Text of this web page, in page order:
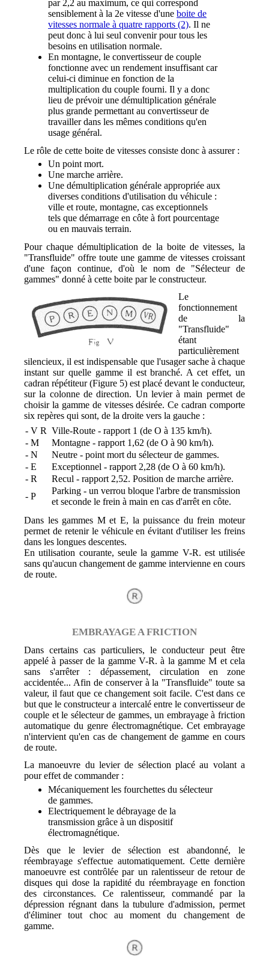
par 2,2 au maximum, ce qui correspond
sensiblement à la 2e vitesse d'une boite de
vitesses normale à quatre rapports (2). Il ne
peut donc à lui seul convenir pour tous les
besoins en utilisation normale.
En montagne, le convertisseur de couple
fonctionne avec un rendement insuffisant car
celui-ci diminue en fonction de la
multiplication du couple fourni. Il y a donc
lieu de prévoir une démultiplication générale
plus grande permettant au convertisseur de
travailler dans les mêmes conditions qu'en
usage général.
Le rôle de cette boite de vitesses consiste donc à assurer :
Un point mort.
Une marche arrière.
Une démultiplication générale appropriée aux
diverses conditions d'utilisation du véhicule :
ville et route, montagne, cas exceptionnels
tels que démarrage en côte à fort pourcentage
ou en mauvais terrain.
Pour chaque démultiplication de la boite de vitesses, la
"Transfluide" offre toute une gamme de vitesses croissant
d'une façon continue, d'où le nom de "Sélecteur de
gammes" donné à cette boite par le constructeur.
Le
fonctionnement
de la
"Transfluide"
étant
particulièrement
silencieux, il est indispensable que l'usager sache à chaque
instant sur quelle gamme il est branché. A cet effet, un
cadran répétiteur (Figure 5) est placé devant le conducteur,
sur la colonne de direction. Un levier à main permet de
choisir la gamme de vitesses désirée. Ce cadran comporte
six repères qui sont, de la droite vers la gauche :
- V R Ville-Route - rapport 1 (de O à 135 km/h).
- M
Montagne - rapport 1,62 (de O à 90 km/h).
- N
Neutre - point mort du sélecteur de gammes.
- E
Exceptionnel - rapport 2,28 (de O à 60 km/h).
- R
Recul - rapport 2,52. Position de marche arrière.
- P
Parking - un verrou bloque l'arbre de transmission
et seconde le frein à main en cas d'arrêt en côte.
Dans les gammes M et E, la puissance du frein moteur
permet de retenir le véhicule en évitant d'utiliser les freins
dans les longues descentes.
En utilisation courante, seule la gamme V-R. est utilisée
sans qu'aucun changement de gamme intervienne en cours
de route.
EMBRAYAGE A FRICTION
Dans certains cas particuliers, le conducteur peut être
appelé à passer de la gamme V-R. à la gamme M et cela
sans s'arrêter : dépassement, circulation en zone
accidentée... Afin de conserver à la "Transfluide" toute sa
valeur, il faut que ce changement soit facile. C'est dans ce
but que le constructeur a intercalé entre le convertisseur de
couple et le sélecteur de gammes, un embrayage à friction
automatique du genre électromagnétique. Cet embrayage
n'intervient qu'en cas de changement de gamme en cours
de route.
La manoeuvre du levier de sélection placé au volant a
pour effet de commander :
Mécaniquement les fourchettes du sélecteur
de gammes.
Electriquement le débrayage de la
transmission grâce à un dispositif
électromagnétique.
Dès que le levier de sélection est abandonné, le
réembrayage s'effectue automatiquement. Cette dernière
manoeuvre est contrôlée par un ralentisseur de retour de
disques qui dose la rapidité du réembrayage en fonction
des circonstances. Ce ralentisseur, commandé par la
dépression régnant dans la tubulure d'admission, permet
d'éliminer tout choc au moment du changement de
gamme.